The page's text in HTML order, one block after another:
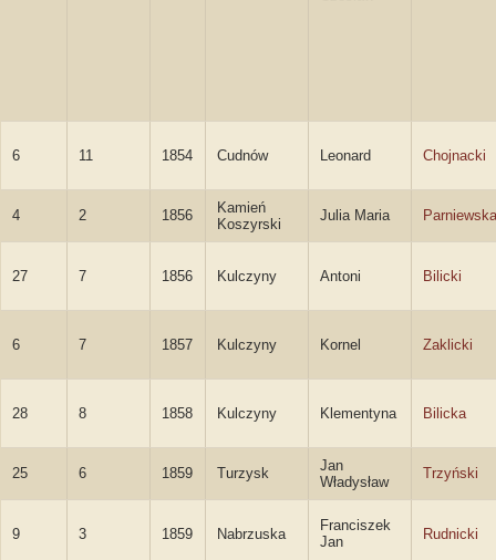
6 11 1854 Cudnów Leonard Chojnacki
4 2 1856
Kamień
Koszyrski
Julia Maria Parniewska
27 7 1856 Kulczyny Antoni Bilicki
6 7 1857 Kulczyny Kornel Zaklicki
28 8 1858 Kulczyny Klementyna Bilicka
25 6 1859 Turzysk
Jan
Władysław
Trzyński
9 3 1859 Nabrzuska
Franciszek
Jan
Rudnicki